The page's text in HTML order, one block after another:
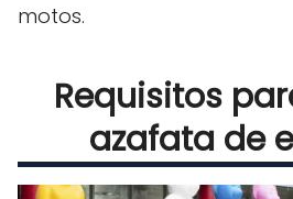
motos.
Requisitos
azafata de